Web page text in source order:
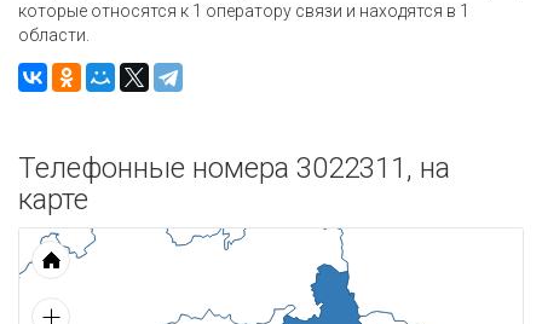
которые относятся к 1 оператору связи и находятся в 1
области.
Телефонные номера 3022311, на
карте